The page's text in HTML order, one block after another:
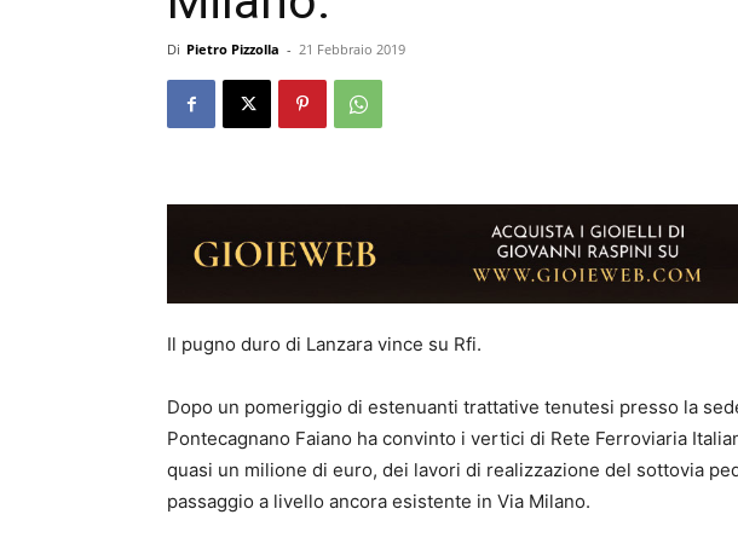
Di Pietro Pizzolla - 21 Febbraio 2019
Il pugno duro di Lanzara vince su Rfi.
Dopo un pomeriggio di estenuanti trattative tenutesi presso la
Pontecagnano Faiano ha convinto i vertici di Rete Ferroviaria
quasi un milione di euro, dei lavori di realizzazione del sottovia
passaggio a livello ancora esistente in Via Milano.